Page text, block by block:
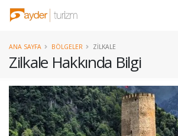
Zilkale Hakkında Bilgi
ANA SAYFA BÖLGELER ZILKALE